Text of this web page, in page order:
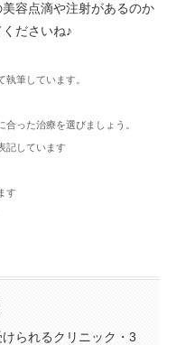
容点滴や注射があるのか
ださいね♪
筆しています。
った治療を選びましょう。
記しています
す
られるクリニック・3